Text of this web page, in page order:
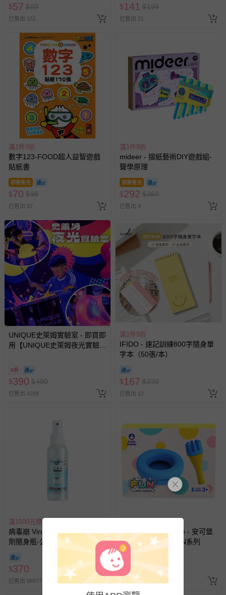
運送服務：目前提供的運送僅限台灣本島。如您位於離島地
區，可能會無法配送，或須依據商品需加收離島運費。廠商
費用，可能會另需加收。
商品實際的配達日期，可於訂單個人資料內的查詢訂單內，
已出貨通知之訊息為主。
如您收到商品，請依正常流程檢查是否完好，若商品遇瑕疵
情形，您可申請更換新品或退貨，請見： 退貨的辦理流程。
若您對於會員帳號、商品訂購與資訊、購物流程、付款方
式、折價券與購物金的使用、退貨及商品運送方式等有疑
問，你可詳見：媽咪愛客服中心
預購商品：預購為海外同步代購，遇缺貨即會通知媽咪並協
助取消退款事宜。
商品如因「價格、組合」等錯誤原因，導致無法安排出貨，
會主動以簡訊及mail通知訂單取消事宜，並將提供適當補
償。
$57 $80
已售出 151
$141 $199
已售出 21
滿1件9折
數字123-FOOD超人益智遊戲
貼紙書
即將售完
$70 $99
已售出 67
滿1件9折
mideer - 摺紙藝術DIY遊戲組-
聲學原理
即將售完
$292 $360
已售出 4
UNIQUE史萊姆實驗室 - 即買即
用【UNIQUE史萊姆夜光實驗室
訂單編號兌換，逾期作廢) (大
人小孩均一價(3歲以上需購票))
8折
$390 $490
已售出 4288
滿1件9折
IFIDO - 速記訓練800字隨身單
字本（50張/本）
$167 $230
已售出 12
滿1500元贈好禮
病毒崩 VirusBom - 100ppm噴
劑隨身瓶-公司貨/最新效
$370
已售出 98977
安可堡 Uncle Bubble - 安可堡
不灑小小滿天星-FUN系列
即將售完
$359 449